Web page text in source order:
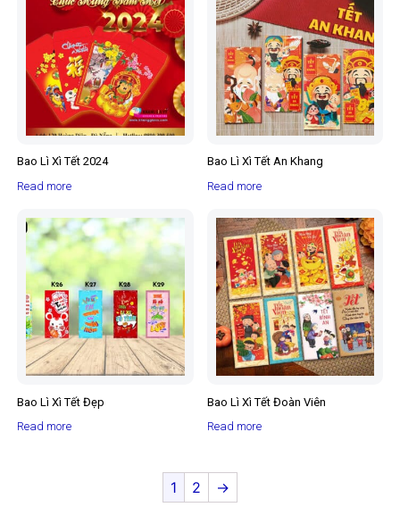
Bao Lì Xì Tết 2024
Read more
Bao Lì Xì Tết An Khang
Read more
Bao Lì Xì Tết Đẹp
Read more
Bao Lì Xì Tết Đoàn Viên
Read more
1 2 →